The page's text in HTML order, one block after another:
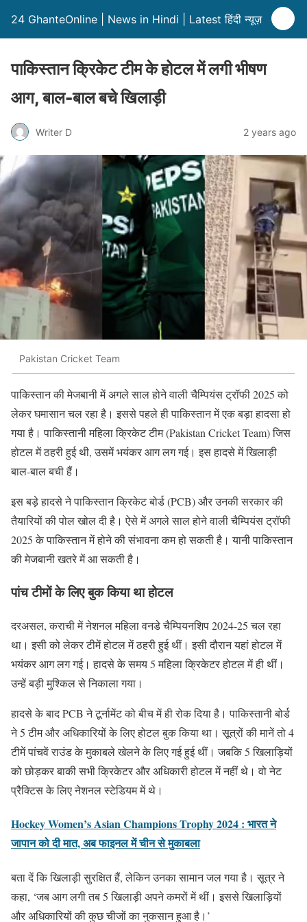
24 GhanteOnline | News in Hindi | Latest हिंदी न्यूज़
पाकिस्तान क्रिकेट टीम के होटल में लगी भीषण
आग, बाल-बाल बचे खिलाड़ी
Writer D 2 years ago
Pakistan Cricket Team
पाकिस्तान की मेजबानी में अगले साल होने वाली चैम्पियंस ट्रॉफी 2025 को
लेकर घमासान चल रहा है। इससे पहले ही पाकिस्तान में एक बड़ा हादसा हो
गया है। पाकिस्तानी महिला क्रिकेट टीम (Pakistan Cricket Team) जिस
होटल में ठहरी हुई थी, उसमें भयंकर आग लग गई। इस हादसे में खिलाड़ी
बाल-बाल बची हैं।
इस बड़े हादसे ने पाकिस्तान क्रिकेट बोर्ड (PCB) और उनकी सरकार की
तैयारियों की पोल खोल दी है। ऐसे में अगले साल होने वाली चैम्पियंस ट्रॉफी
2025 के पाकिस्तान में होने की संभावना कम हो सकती है। यानी पाकिस्तान
की मेजबानी खतरे में आ सकती है।
पांच टीमों के लिए बुक किया था होटल
दरअसल, कराची में नेशनल महिला वनडे चैम्पियनशिप 2024-25 चल रहा
था। इसी को लेकर टीमें होटल में ठहरी हुई थीं। इसी दौरान यहां होटल में
भयंकर आग लग गई। हादसे के समय 5 महिला क्रिकेटर होटल में ही थीं।
उन्हें बड़ी मुश्किल से निकाला गया।
हादसे के बाद PCB ने टूर्नामेंट को बीच में ही रोक दिया है। पाकिस्तानी बोर्ड
ने 5 टीम और अधिकारियों के लिए होटल बुक किया था। सूत्रों की मानें तो 4
टीमें पांचवें राउंड के मुकाबले खेलने के लिए गई हुई थीं। जबकि 5 खिलाड़ियों
को छोड़कर बाकी सभी क्रिकेटर और अधिकारी होटल में नहीं थे। वो नेट
प्रैक्टिस के लिए नेशनल स्टेडियम में थे।
Hockey Women’s Asian Champions Trophy 2024 : भारत ने
जापान को दी मात, अब फाइनल में चीन से मुकाबला
बता दें कि खिलाड़ी सुरक्षित हैं, लेकिन उनका सामान जल गया है। सूत्र ने
कहा, ‘जब आग लगी तब 5 खिलाड़ी अपने कमरों में थीं। इससे खिलाड़ियों
और अधिकारियों की कुछ चीजों का नुकसान हुआ है।’